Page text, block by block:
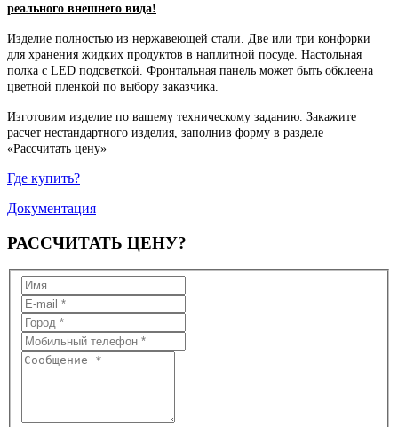
реального внешнего вида!
Изделие полностью из нержавеющей стали. Две или три конфорки
для хранения жидких продуктов в наплитной посуде. Настольная
полка с LED подсветкой. Фронтальная панель может быть обклеена
цветной пленкой по выбору заказчика.
Изготовим изделие по вашему техническому заданию. Закажите
расчет нестандартного изделия, заполнив форму в разделе
«Рассчитать цену»
Где купить?
Документация
РАССЧИТАТЬ ЦЕНУ?